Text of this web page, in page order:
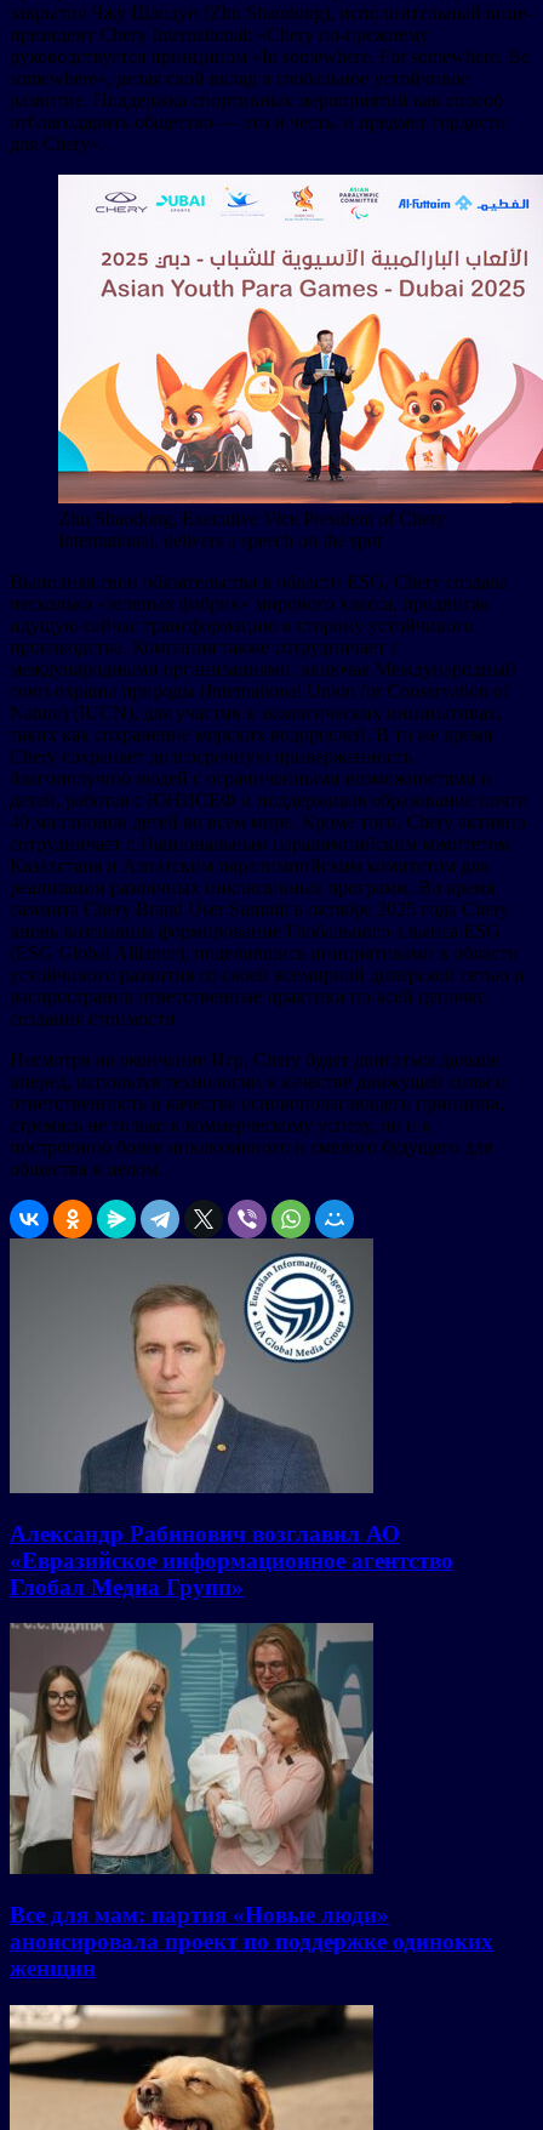
закрытия Чжу Шаодун (Zhu Shaodong), исполнительный вице-
президент Chery International: «Chery по-прежнему
руководствуется принципом «In somewhere, For somewhere, Be
somewhere», делая свой вклад в глобальное устойчивое
развитие. Поддержка спортивных мероприятий как способ
отблагодарить общество — это и честь, и предмет гордости
для Chery».
Zhu Shaodong, Executive Vice President of Chery
International, delivers a speech on the spot
Выполняя свои обязательства в области ESG, Chery создала
несколько «зеленых фабрик» мирового класса, продвигая
идущую сейчас трансформацию в сторону устойчивого
производства. Компания также сотрудничает с
международными организациями, включая Международный
союз охраны природы (International Union for Conservation of
Nature) (IUCN), для участия в экологических инициативах,
таких как сохранение морских водорослей. В то же время
Chery сохраняет долгосрочную приверженность
благополучию людей с ограниченными возможностями и
детей, работая с ЮНИСЕФ и поддерживая образование почти
40 миллионов детей во всем мире. Кроме того, Chery активно
сотрудничает с Национальным паралимпийским комитетом
Казахстана и Азиатским паралимпийским комитетом для
реализации различных инклюзивных программ. Во время
саммита Chery Brand User Summit в октябре 2025 года Chery
вновь возглавила формирование Глобального альянса ESG
(ESG Global Alliance), поделившись инициативами в области
устойчивого развития со своей всемирной дилерской сетью и
распространив ответственные практики по всей цепочке
создания стоимости.
Несмотря на окончание Игр, Chery будет двигаться дальше
вперед, используя технологии в качестве движущей силы и
ответственность в качестве основополагающего принципа,
стремясь не только к коммерческому успеху, но и к
построению более инклюзивного и смелого будущего для
общества в целом.
Александр Рабинович возглавил АО
«Евразийское информационное агентство
Глобал Медиа Групп»
Все для мам: партия «Новые люди»
анонсировала проект по поддержке одиноких
женщин